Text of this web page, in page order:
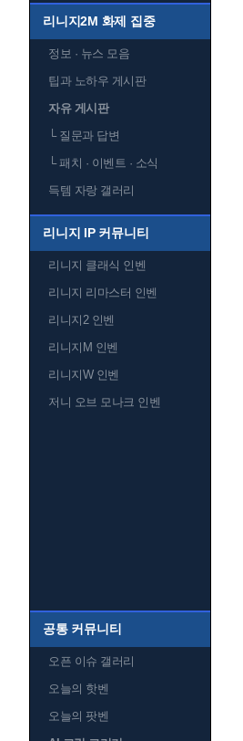
리니지2M 화제 집중
정보 · 뉴스 모음
팁과 노하우 게시판
자유 게시판
└질문과 답변
└패치 · 이벤트 · 소식
득템 자랑 갤러리
리니지 IP 커뮤니티
리니지 클래식 인벤
리니지 리마스터 인벤
리니지2 인벤
리니지M 인벤
리니지W 인벤
저니 오브 모나크 인벤
공통 커뮤니티
오픈 이슈 갤러리
오늘의 핫벤
오늘의 팟벤